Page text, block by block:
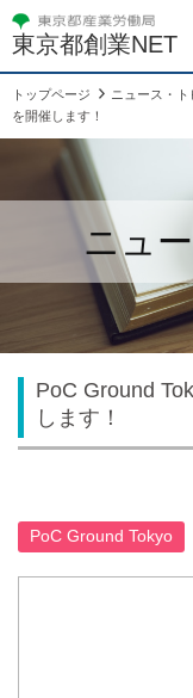
東京都創業NET
トップページ ニュース・ト
を開催します！
ニュ
PoC Ground
します！
PoC Ground Tokyo